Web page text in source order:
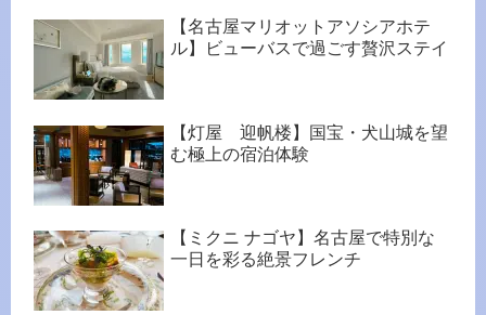
【名古屋マリオットアソシアホテ
ル】ビューバスで過ごす贅沢ステイ
【灯屋 迎帆楼】国宝・犬山城を望
む極上の宿泊体験
【ミクニ ナゴヤ】名古屋で特別な
一日を彩る絶景フレンチ